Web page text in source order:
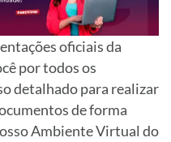
oficiais da
por todos os
detalhado para realizar
de forma
Ambiente Virtual do